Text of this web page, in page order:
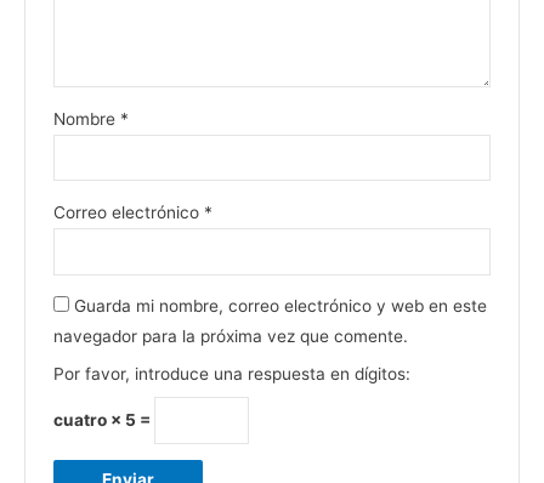
Nombre *
Correo electrónico *
Guarda mi nombre, correo electrónico y web en este
navegador para la próxima vez que comente.
Por favor, introduce una respuesta en dígitos:
cuatro × 5 =